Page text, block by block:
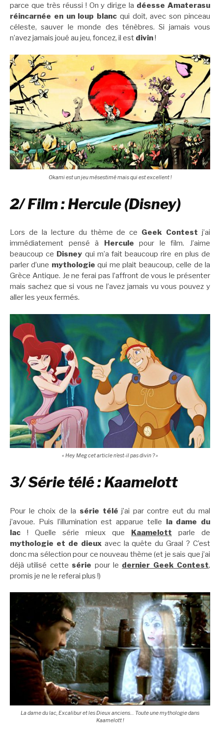
parce que très réussi ! On y dirige la déesse Amaterasu
réincarnée en un loup blanc qui doit, avec son pinceau
céleste, sauver le monde des ténèbres. Si jamais vous
n’avez jamais joué au jeu, foncez, il est divin!
Okami est un jeu mésestimé mais qui est excellent !
2/ Film : Hercule (Disney)
Lors de la lecture du thème de ce Geek Contestj’ai
immédiatement pensé à Herculepour le film. J’aime
beaucoup ce Disney qui m’a fait beaucoup rire en plus de
parler d’une mythologiequi me plait beaucoup, celle de la
Grèce Antique. Je ne ferai pas l’affront de vous le présenter
mais sachez que si vous ne l’avez jamais vu vous pouvez y
aller les yeux fermés.
« Hey Meg cet article n’est-il pas divin ? »
3/ Série télé : Kaamelott
Pour le choix de la série téléj’ai par contre eut du mal
j’avoue. Puis l’illumination est apparue telle la dame du
lac ! Quelle série mieux que Kaamelott
parle de
mythologie et de dieuxavec la quête du Graal ? C’est
donc ma sélection pour ce nouveau thème (et je sais que j’ai
déjà utilisé cettesérie pour le dernier Geek Contest,
promis je ne le referai plus !)
La dame du lac, Excalibur et les Dieux anciens… Toute une mythologie dans
Kaamelott !